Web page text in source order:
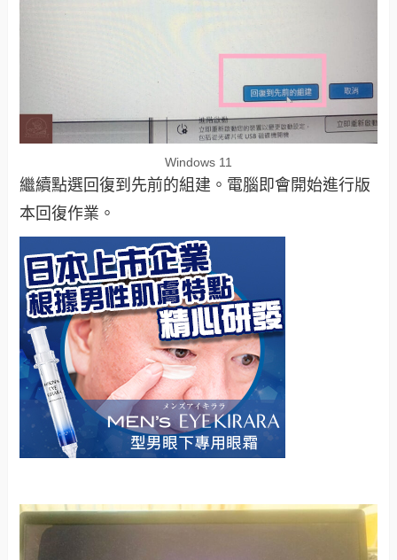
Windows 11
繼續點選回復到先前的組建。電腦即會開始進行版
本回復作業。